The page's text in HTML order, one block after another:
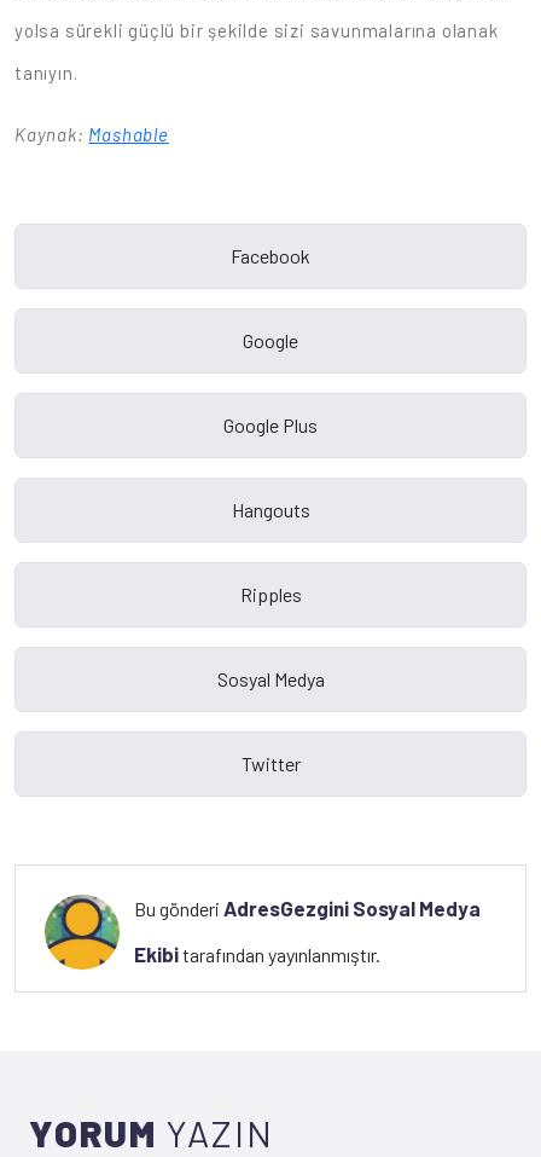
yolsa sürekli güçlü bir şekilde sizi savunmalarına olanak
tanıyın.
Kaynak: Mashable
Bu gönderiAdresGezgini Sosyal Medya
Ekibitarafından yayınlanmıştır.
YORUM YAZIN